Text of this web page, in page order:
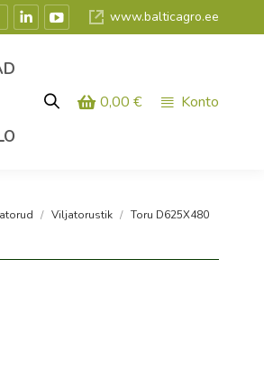
Linkedin
uues
YouTube
uues
www.balticagro.ee
0,00€ Konto
Viljatorustik Toru D625X480